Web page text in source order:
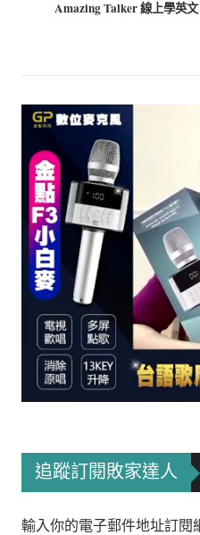
Amazing Talker 線上學英文
追蹤訂閱敗家達人
輸入你的電子郵件地址訂閱